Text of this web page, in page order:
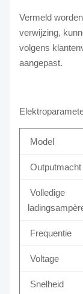
Vermeld
verwijzing,
volgens
aangepast.
Model
Outputmacht
Volledige
Frequentie
Voltage
Snelheid